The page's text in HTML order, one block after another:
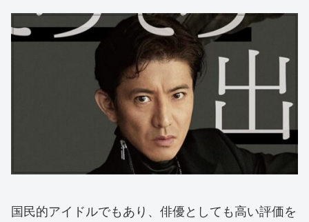
国民的アイドルでもあり、俳優としても高い評価を